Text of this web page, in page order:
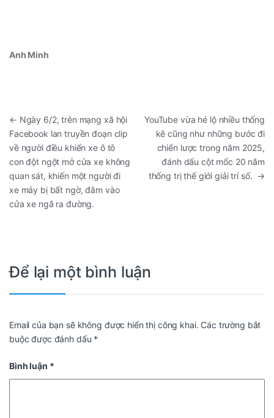
Anh Minh
← Ngày 6/2, trên mạng xã hội
Facebook lan truyền đoạn clip
về người điều khiển xe ô tô
con đột ngột mở cửa xe không
quan sát, khiến một người đi
xe máy bị bất ngờ, đâm vào
cửa xe ngã ra đường.
YouTube vừa hé lộ nhiều thống
kê cũng như những bước đi
chiến lược trong năm 2025,
đánh dấu cột mốc 20 năm
thống trị thế giới giải trí số. →
Để lại một bình luận
Email của bạn sẽ không được hiển thị công khai. Các trường bắt
buộc được đánh dấu *
Bình luận *